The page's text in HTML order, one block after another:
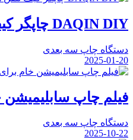
DAQIN DIY چاپگر کیف تلفن همراه دستگاه سفارشی سازی سوبلیماسیون خالی جعبه های تلفن دستگاه چاپ
دستگاه چاپ سه بعدی
2025-01-20
فیلم چاپ
دستگاه چاپ سه بعدی
2025-10-22